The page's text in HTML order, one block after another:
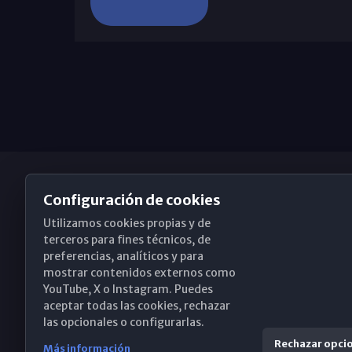
Obispado de Málaga
Santa María, 18-20. 29015 Málaga
(+34) 952 224 386
Configuración de cookies
Utilizamos cookies propias y de
terceros para fines técnicos, de
preferencias, analíticos y para
mostrar contenidos externos como
YouTube, X o Instagram. Puedes
aceptar todas las cookies, rechazar
las opcionales o configurarlas.
Más información Rechazar